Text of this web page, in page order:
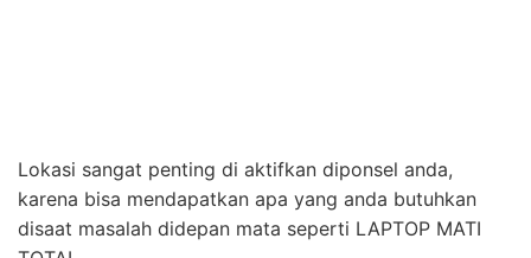
Lokasi sangat penting di aktifkan diponsel anda,
karena bisa mendapatkan apa yang anda butuhkan
disaat masalah didepan mata seperti LAPTOP MATI